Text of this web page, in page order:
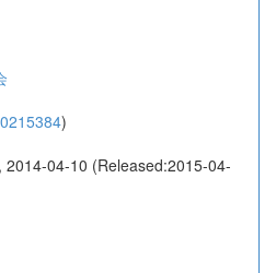
)
04-10 (Released:2015-04-